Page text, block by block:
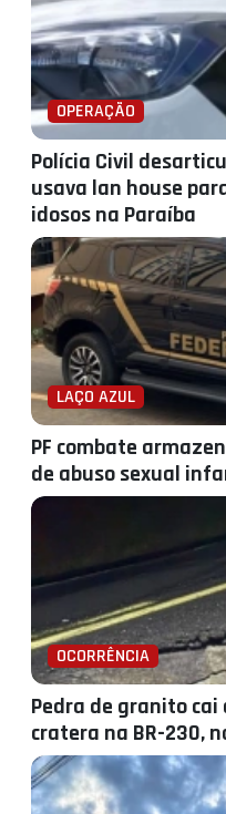
OPERAÇÃO
Polícia Civil
usava lan house
idosos na Paraíba
LAÇO AZUL
PF combate
de abuso sexual
OCORRÊNCIA
Pedra de granito cai
cratera na BR-230,